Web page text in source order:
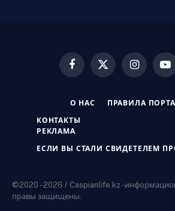
Facebook
X
Instagram
О НАС ПРАВИЛА
КОНТАКТЫ
РЕКЛАМА
ЕСЛИ ВЫ СТАЛИ СВИДЕТЕЛЕМ
©2020 - 2026 / Caspianlife.kz -
правы защищены.